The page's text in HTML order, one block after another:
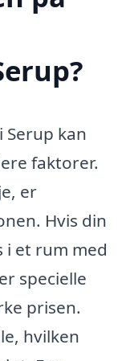
kan
faktorer.
er
Hvis din
et rum med
specielle
prisen.
hvilken